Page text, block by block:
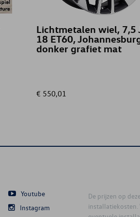
Lichtmetalen wiel, 7,5
18 ET60,
donker grafiet mat
€ 550,01
Youtube
Instagram
De prijzen op
installatiekosten.